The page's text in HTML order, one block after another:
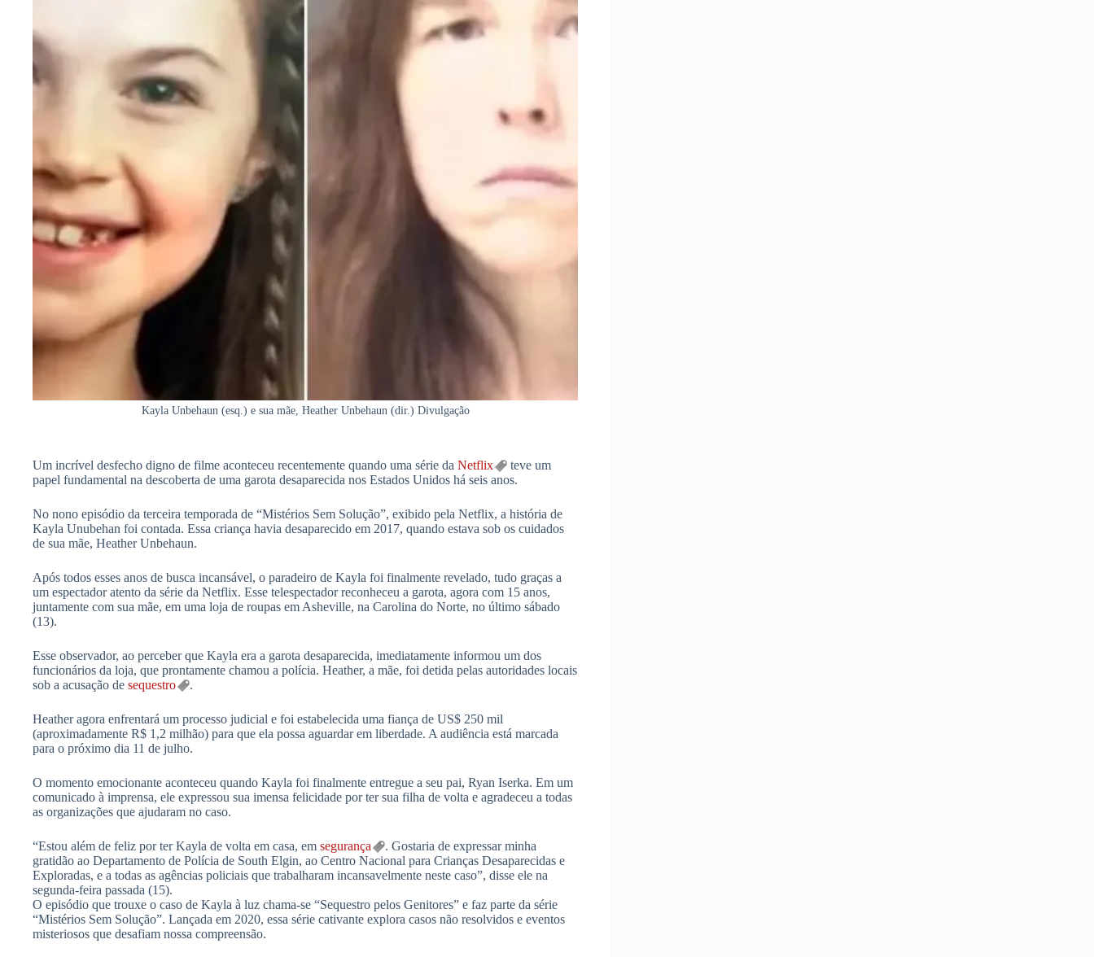
Kayla Unbehaun (esq.) e sua mãe, Heather Unbehaun (dir.) Divulgação
Um incrível desfecho digno de filme aconteceu recentemente quando uma série da Netflix
teve um
papel fundamental na descoberta de uma garota desaparecida nos Estados Unidos há seis anos.
No nono episódio da terceira temporada de “Mistérios Sem Solução”, exibido pela Netflix, a história de
Kayla Unubehan foi contada. Essa criança havia desaparecido em 2017, quando estava sob os cuidados
de sua mãe, Heather Unbehaun.
Após todos esses anos de busca incansável, o paradeiro de Kayla foi finalmente revelado, tudo graças a
um espectador atento da série da Netflix. Esse telespectador reconheceu a garota, agora com 15 anos,
juntamente com sua mãe, em uma loja de roupas em Asheville, na Carolina do Norte, no último sábado
(13).
Esse observador, ao perceber que Kayla era a garota desaparecida, imediatamente informou um dos
funcionários da loja, que prontamente chamou a polícia. Heather, a mãe, foi detida pelas autoridades locais
sob a acusação de sequestro .
Heather agora enfrentará um processo judicial e foi estabelecida uma fiança de US$ 250 mil
(aproximadamente R$ 1,2 milhão) para que ela possa aguardar em liberdade. A audiência está marcada
para o próximo dia 11 de julho.
O momento emocionante aconteceu quando Kayla foi finalmente entregue a seu pai, Ryan Iserka. Em um
comunicado à imprensa, ele expressou sua imensa felicidade por ter sua filha de volta e agradeceu a todas
as organizações que ajudaram no caso.
“Estou além de feliz por ter Kayla de volta em casa, em segurança
. Gostaria de expressar minha
gratidão ao Departamento de Polícia de South Elgin, ao Centro Nacional para Crianças Desaparecidas e
Exploradas, e a todas as agências policiais que trabalharam incansavelmente neste caso”, disse ele na
segunda-feira passada (15).
O episódio que trouxe o caso de Kayla à luz chama-se “Sequestro pelos Genitores” e faz parte da série
“Mistérios Sem Solução”. Lançada em 2020, essa série cativante explora casos não resolvidos e eventos
misteriosos que desafiam nossa compreensão.